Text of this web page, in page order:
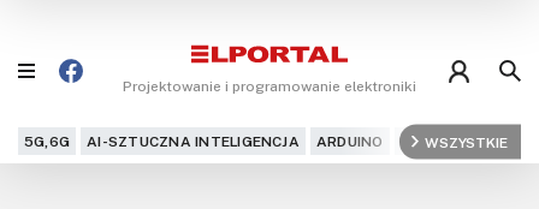
Projektowanie i programowanie elektroniki
5G,6G AI-SZTUCZNA INTELIGENCJA ARDUINO ARM AUDIO
WSZYSTKIE